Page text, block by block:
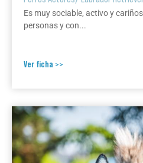
Es muy sociable, activo y
personas y con...
Ver ficha >>